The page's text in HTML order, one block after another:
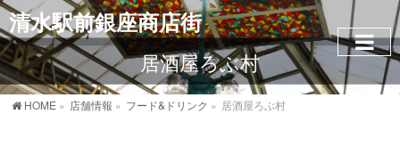
清水駅前銀座商店街
居酒屋ろぶ村
HOME » 店舗情報 » フード&ドリンク » 居酒屋ろぶ村